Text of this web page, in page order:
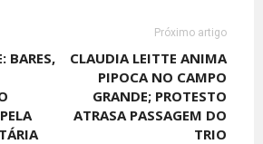
BARES,
Próximo artigo
CLAUDIA LEITTE ANIMA
PIPOCA NO CAMPO
GRANDE; PROTESTO
ATRASA PASSAGEM DO
TRIO